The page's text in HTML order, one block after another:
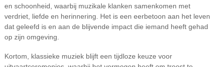
en schoonheid, waarbij muzikale klanken samenkomen met
verdriet, liefde en herinnering. Het is een eerbetoon aan het leven
dat geleefd is en aan de blijvende impact die iemand heeft gehad
op zijn omgeving.
Kortom, klassieke muziek blijft een tijdloze keuze voor